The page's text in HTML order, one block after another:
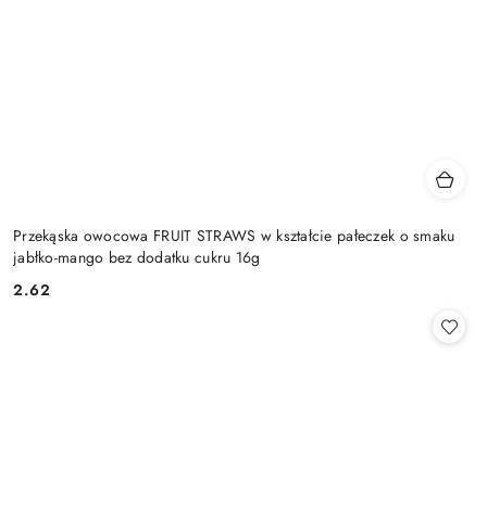
Przekąska owocowa FRUIT STRAWS w kształcie pałeczek o smaku
jabłko-mango bez dodatku cukru 16g
Cena:
2.62